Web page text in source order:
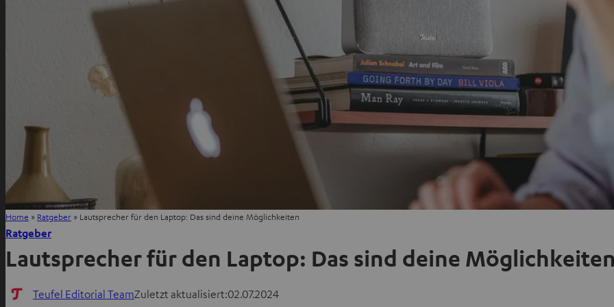
Home » Ratgeber » Lautsprecher für den Laptop: Das sind deine Möglichkeiten
Ratgeber
Lautsprecher für den Laptop: Das sind deine
Teufel Editorial TeamZuletzt aktualisiert:02.07.2024